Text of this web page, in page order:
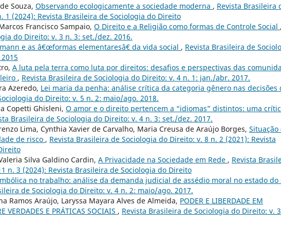
Souza, Observando ecologicamente a sociedade moderna , Revista Brasileira
1 (2024): Revista Brasileira de Sociologia do Direito
Francisco Sampaio, O Direito e a Religião como formas de Controle Social ,
do Direito: v. 3 n. 3: set./dez. 2016.
e as â€œformas elementaresâ€ da vida social , Revista Brasileira de
A luta pela terra como luta por direitos: desafios e perspectivas das
, Revista Brasileira de Sociologia do Direito: v. 4 n. 1: jan./abr. 2017.
Azeredo, Lei maria da penha: análise crítica da categoria gênero nas decisões
do Direito: v. 5 n. 2: maio/ago. 2018.
Copetti Ghisleni, O amor e o direito pertencem a “idiomas” distintos: uma
Brasileira de Sociologia do Direito: v. 4 n. 3: set./dez. 2017.
Lima, Cynthia Xavier de Carvalho, Maria Creusa de Araújo Borges, Situação
de risco , Revista Brasileira de Sociologia do Direito: v. 8 n. 2 (2021): Revista
Silva Galdino Cardin, A Privacidade na Sociedade em Rede , Revista
n. 3 (2024): Revista Brasileira de Sociologia do Direito
no trabalho: análise da demanda judicial de assédio moral no estado do
de Sociologia do Direito: v. 4 n. 2: maio/ago. 2017.
Ramos Araújo, Laryssa Mayara Alves de Almeida, PODER E LIBERDADE EM
VERDADES E PRÁTICAS SOCIAIS , Revista Brasileira de Sociologia do Direito: v.